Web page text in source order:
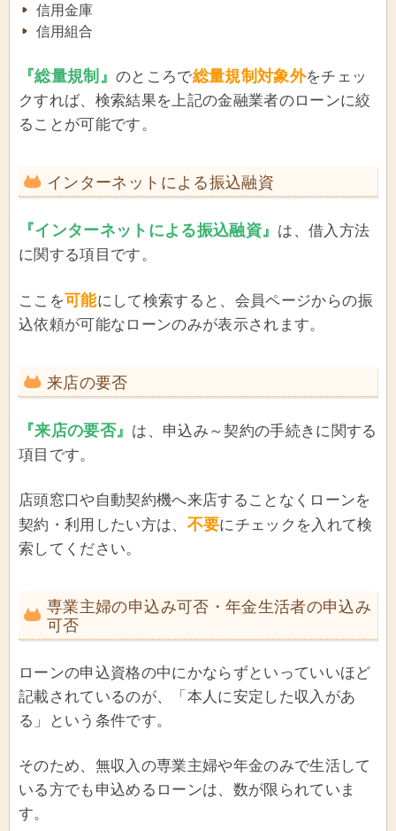
信用金庫
信用組合
『総量規制』のところで総量規制対象外をチェッ
クすれば、検索結果を上記の金融業者のローンに絞
ることが可能です。
インターネットによる振込融資
『インターネットによる振込融資』 は、借入方法
に関する項目です。
ここを可能にして検索すると、会員ページからの振
込依頼が可能なローンのみが表示されます。
来店の要否
『来店の要否』 は、申込み～契約の手続きに関する
項目です。
店頭窓口や自動契約機へ来店することなくローンを
契約・利用したい方は、 不要にチェックを入れて検
索してください。
専業主婦の申込み可否・年金生活者の申込み
可否
ローンの申込資格の中にかならずといっていいほど
記載されているのが、「本人に安定した収入があ
る」という条件です。
そのため、無収入の専業主婦や年金のみで生活して
いる方でも申込めるローンは、数が限られていま
す。